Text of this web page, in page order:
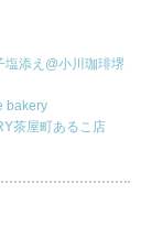
塩添え@小川珈琲堺
bakery
茶屋町あるこ店